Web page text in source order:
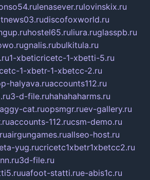
lenasever.rulovinskix.ru
discofoxworld.ru
hostel65.ruliura.ruglasspb.ru
gnalis.rubulkitula.ru
1-xbeticricetc-1-xbetti-5.ru
1-xbetr-1-xbetcc-2.ru
halyava.ruaccounts112.ru
3-d-file.ruhahahaharms.ru
cat.ruopsmgr.ruev-gallery.ru
accounts-112.rucsm-demo.ru
airgungames.ruallseo-host.ru
yug.rucricetc1xbetr1xbetcc2.ru
3d-file.ru
uafoot-statti.rue-abis1c.ru